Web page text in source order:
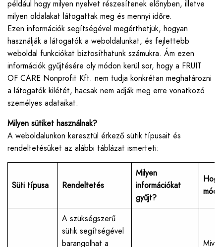
például hogy milyen nyelvet részesítenek előnyben, illetve
milyen oldalakat látogattak meg és mennyi időre.
Ezen információk segítségével megérthetjük, hogyan
használják a látogatók a weboldalunkat, és fejlettebb
weboldal funkciókat biztosíthatunk számukra. Ám ezen
információk gyűjtésére oly módon kerül sor, hogy a FRUIT
OF CARE Nonprofit Kft. nem tudja konkrétan meghatározni
a látogatók kilétét, hacsak nem adják meg erre vonatkozó
személyes adataikat.
Milyen sütiket használnak?
A weboldalunkon keresztül érkező sütik típusait és
rendeltetésüket az alábbi táblázat ismerteti:
Süti típusa Rendeltetés
Milyen
információkat
gyűjt?
A szükségszerű
sütik segítségével
barangolhat a